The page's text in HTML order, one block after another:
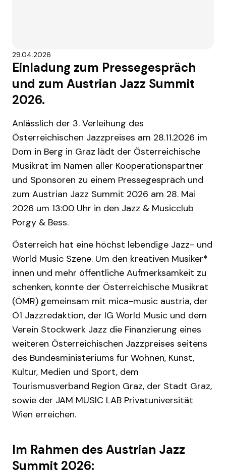
29.04.2026
Einladung zum Pressegespräch
und zum Austrian Jazz Summit
2026.
Anlässlich der 3. Verleihung des
Österreichischen Jazzpreises am 28.11.2026 im
Dom in Berg in Graz lädt der Österreichische
Musikrat im Namen aller Kooperationspartner
und Sponsoren zu einem Pressegespräch und
zum Austrian Jazz Summit 2026 am 28. Mai
2026 um 13:00 Uhr in den Jazz & Musicclub
Porgy & Bess.
Österreich hat eine höchst lebendige Jazz- und
World Music Szene. Um den kreativen Musiker*
innen und mehr öffentliche Aufmerksamkeit zu
schenken, konnte der Österreichische Musikrat
(ÖMR) gemeinsam mit mica-music austria, der
Ö1 Jazzredaktion, der IG World Music und dem
Verein Stockwerk Jazz die Finanzierung eines
weiteren Österreichischen Jazzpreises seitens
des Bundesministeriums für Wohnen, Kunst,
Kultur, Medien und Sport, dem
Tourismusverband Region Graz, der Stadt Graz,
sowie der JAM MUSIC LAB Privatuniversität
Wien erreichen.
Im Rahmen des Austrian Jazz
Summit 2026: